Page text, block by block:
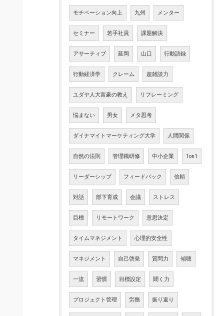
モチベーション向上 九州 メンター
セミナー 若手社員 課題解決
アサーティブ 延岡 山口 行動語録
行動経済学 クレーム 超雑談力
ユダヤ人大富豪の教え リフレーミング
悩まない 男女 メタ思考
ダイナマイトマーケティング大学 人間関係
自然の法則 管理職研修 中小企業 1on1
リーダーシップ フィードバック 信頼
対話 部下育成 会議 ストレス
目標 リモートワーク 意思決定
タイムマネジメント 心理的安全性
マネジメント 自己啓発 質問力 傾聴
一流 習慣 目標設定 聞く力
プロジェクト管理 労務 振り返り